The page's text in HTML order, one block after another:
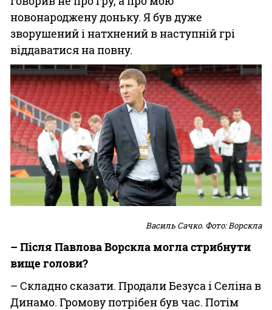
новонароджену доньку. Я був дуже
зворушений і натхнений в наступній грі
віддаватися на повну.
Василь Сачко. Фото: Ворскла
– Після Павлова Ворскла могла стрибнути
вище голови?
– Складно сказати. Продали Безуса і Селіна в
Динамо. Громову потрібен був час. Потім